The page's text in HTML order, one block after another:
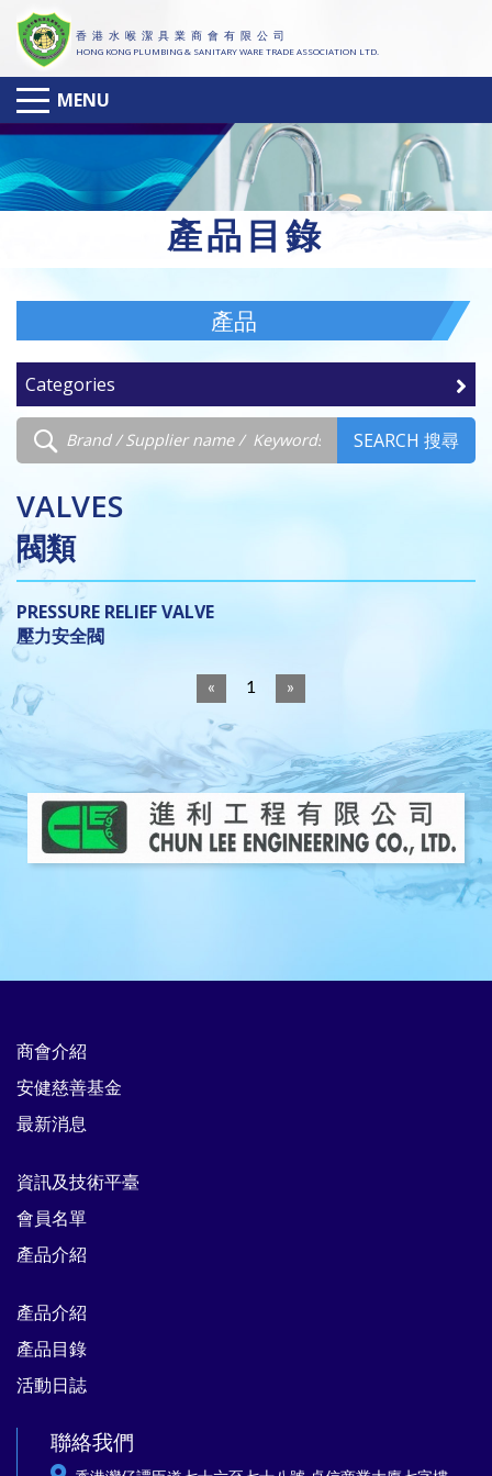
香 港 水 喉 潔 具 業 商 會 有 限 公 司
HONG KONG PLUMBING & SANITARY WARE TRADE ASSOCIATION LTD.
MENU
產品目錄
產品
Categories
SEARCH 搜尋
VALVES
閥類
PRESSURE RELIEF VALVE
壓力安全閥
Brand
Supplier
« 1 »
商會介紹
安健慈善基金
最新消息
資訊及技術平臺
會員名單
產品介紹
產品介紹
產品目錄
活動日誌
聯絡我們